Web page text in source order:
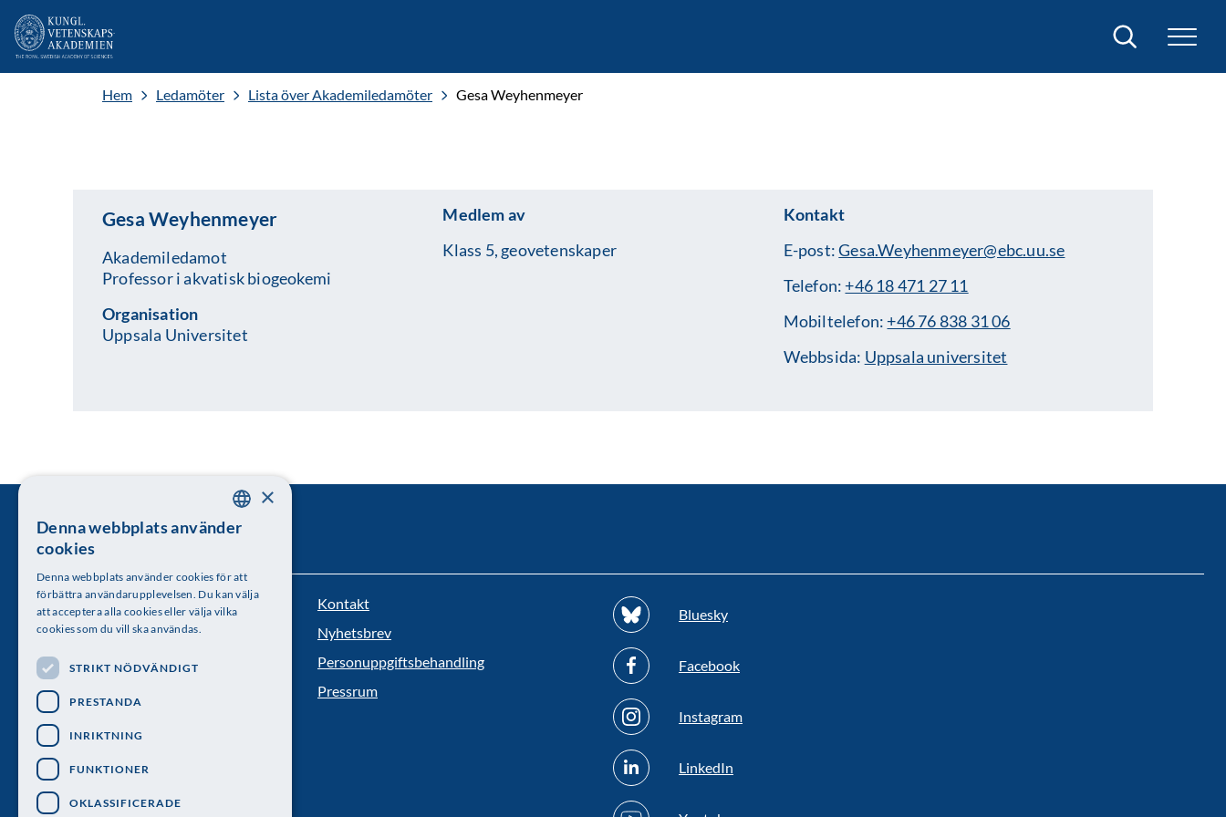
Sök
Hem Ledamöter Lista över Akademiledamöter Gesa Weyhenmeyer
Gesa Weyhenmeyer
Akademiledamot
Professor i akvatisk biogeokemi
Organisation
Uppsala Universitet
Medlem av
Klass 5, geovetenskaper
Kontakt
E-post:Gesa.Weyhenmeyer@ebc.uu.se
Telefon: +46 18 471 27 11
Mobiltelefon: +46 76 838 31 06
Webbsida: Uppsala universitet
Kungl. Vetenskapsakademien
Telefon: 08-673 95 00
Kontakt
Nyhetsbrev
Personuppgiftsbehandling
Pressrum
Bluesky
Facebook
Instagram
LinkedIn
SWEDISH
×
Denna webbplats använder
cookies
Denna webbplats använder cookies för att
förbättra användarupplevelsen. Du kan välja
att acceptera alla cookies eller välja vilka
cookies som du vill ska användas.
STRIKT NÖDVÄNDIGT
PRESTANDA
INRIKTNING
FUNKTIONER
OKLASSIFICERADE